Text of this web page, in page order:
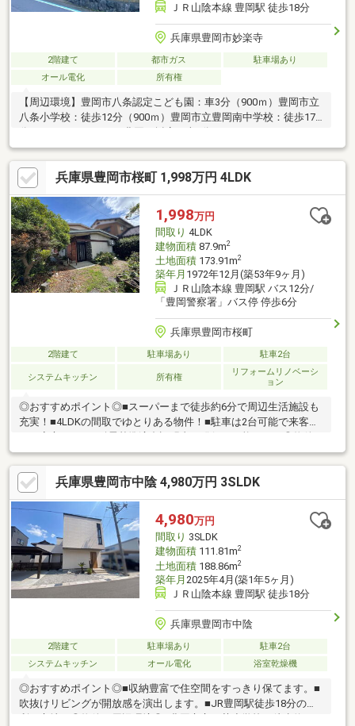
ＪＲ山陰本線 豊岡駅 徒歩18分
兵庫県豊岡市妙楽寺
2階建て 都市ガス
駐車場あり
オール電化
所有権
【周辺環境】豊岡市八条認定こども園：車3分（900ｍ）豊岡市立
八条小学校：徒歩12分（900ｍ）豊岡市立豊岡南中学校：徒歩17
ート昭和町店：車2分（550ｍ）ゴダイ豊岡昭和町店：車2分（350
ｍ）豊岡塩津郵便局：車5分（1000ｍ）但馬銀行昭和町支店：2分
（500ｍ）但馬信用金庫豊岡南支店：3分（950ｍ）＼敷地66.39坪
の中古戸建／※現況渡し現地案内随時受け付けております！是
非、お問い合わせください。
兵庫県豊岡市桜町 1,998万円 4LDK
1,998万円
間取り 4LDK
建物面積87.9m2
土地面積173.91m2
築年月 1972年12月(築53年9ヶ月)
ＪＲ山陰本線 豊岡駅 バス12分/
「豊岡警察署」バス停 停歩6分
兵庫県豊岡市桜町
2階建て 駐車場あり 駐車2台
システムキッチン 所有権
リフォームリノベーシ
ョン
◎おすすめポイント◎■スーパーまで徒歩約6分で周辺生活施設も
充実！■4LDKの間取でゆとりある物件！■駐車は2台可能で来客時
の周辺環境◎■豊岡市立豊岡小学校：徒歩約13分■豊岡市立豊岡南
中学校：徒歩約10分■スーパーマルワ豊岡三坂店：徒歩約6分◆ホ
ームライフ不動産◆当日の内覧・ご見学もご相談ください♪メー
ルやお電話でも各種ご相談を承っております！『お家探し』『ご
売却』『リフォーム』『新築』などのご相談は『アーキホームラ
イフ不動産』におまかせ下さい！
兵庫県豊岡市中陰 4,980万円 3SLDK
4,980万円
間取り 3SLDK
建物面積111.81m2
土地面積188.86m2
築年月 2025年4月(築1年5ヶ月)
ＪＲ山陰本線 豊岡駅 徒歩18分
兵庫県豊岡市中陰
2階建て 駐車場あり
駐車2台
システムキッチン
オール電化 浴室乾燥機
◎おすすめポイント◎■収納豊富で住空間をすっきり保てます。■
吹抜けリビングが開放感を演出します。■JR豊岡駅徒歩18分の便